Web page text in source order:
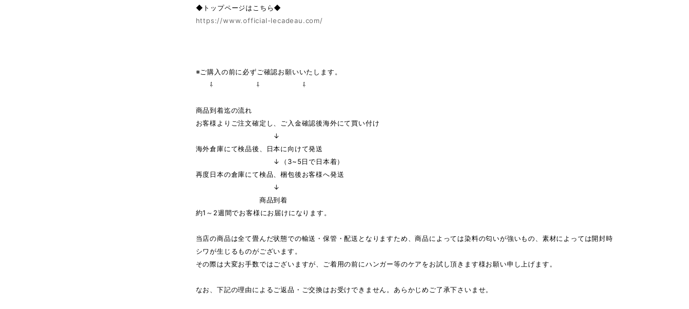
◆トップページはこちら◆
https://www.official-lecadeau.com/
※ご購入の前に必ずご確認お願いいたします。
⇩ ⇩ ⇩
商品到着迄の流れ
お客様よりご注文確定し、ご入金確認後海外にて買い付け
↓
海外倉庫にて検品後、日本に向けて発送
↓（3~5日で日本着）
再度日本の倉庫にて検品、梱包後お客様へ発送
↓
商品到着
約1～2週間でお客様にお届けになります。
当店の商品は全て畳んだ状態での輸送・保管・配送となりますため、商品によっては染料の匂いが強いもの、素材によっては開封時
シワが生じるものがございます。
その際は大変お手数ではございますが、ご着用の前にハンガー等のケアをお試し頂きます様お願い申し上げます。
なお、下記の理由によるご返品・ご交換はお受けできません。あらかじめご了承下さいませ。